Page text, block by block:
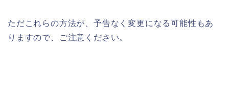
ただこれらの方法が、予告なく変更になる可能性もあ
りますので、ご注意ください。